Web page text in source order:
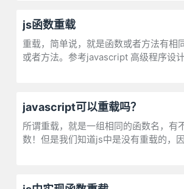
js函数重载
重载，简单说，就是函数或者方法有相
或者方法。参考javascript 高级程序设
javascript可以重载吗？
所谓重载，就是一组相同的函数名，有
数！但是我们知道js中是没有重载的，